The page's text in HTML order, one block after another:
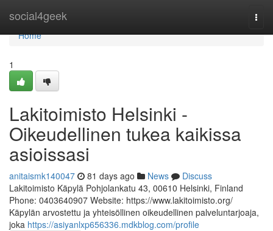
social4geek
Home
Home
1
Lakitoimisto Helsinki -
Oikeudellinen tukea kaikissa
asioissasi
anitaismk140047 81 days ago News
Discuss
Lakitoimisto Käpylä Pohjolankatu 43, 00610 Helsinki, Finland
Phone: 0403640907 Website: https://www.lakitoimisto.org/
Käpylän arvostettu ja yhteisöllinen oikeudellinen palveluntarjoaja,
joka https://asiyanlxp656336.mdkblog.com/profile